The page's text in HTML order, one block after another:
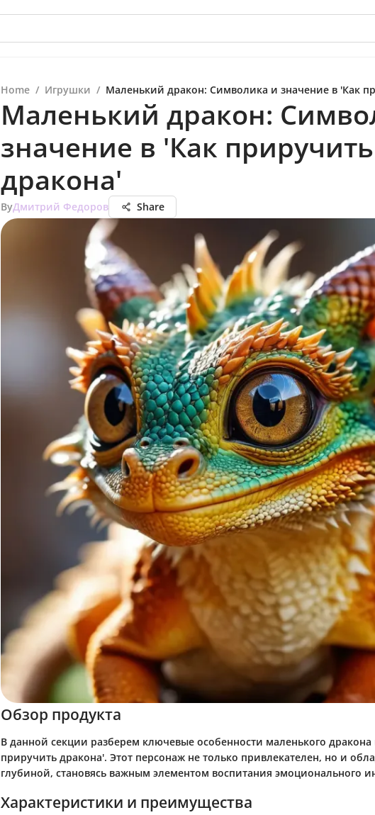
Home / Игрушки / Маленький дракон: Символика и значение в 'Как
Маленький дракон:
значение в 'Как приручить
дракона'
ByДмитрий Федоров Share
Обзор продукта
В данной секции разберем ключевые особенности маленького дракона
приручить дракона'. Этот персонаж не только привлекателен, но и
глубиной, становясь важным элементом воспитания эмоционального
Характеристики и преимущества